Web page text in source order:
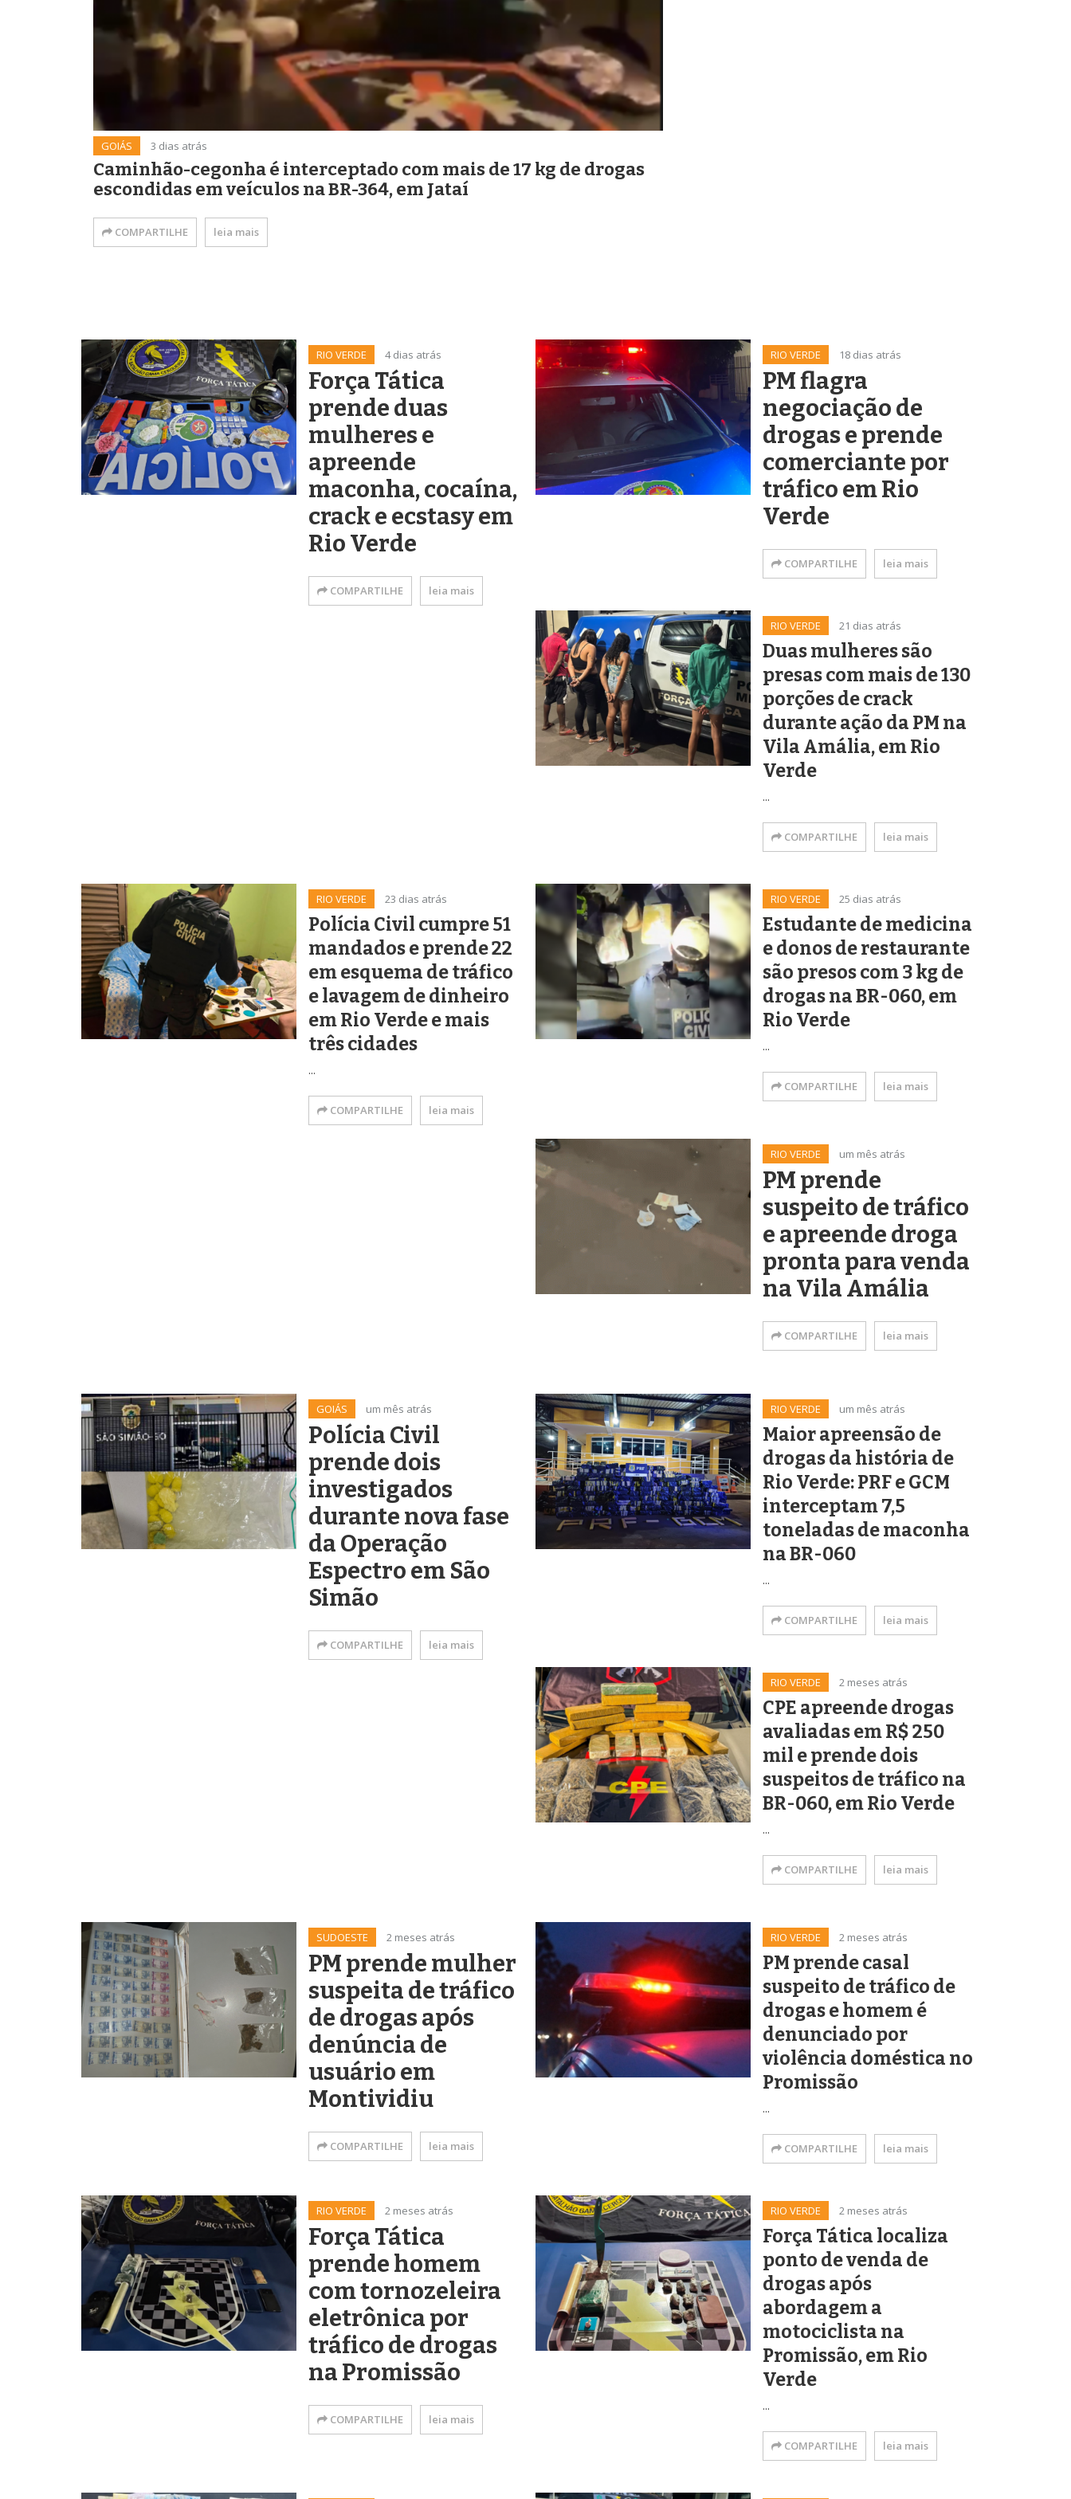
GOIÁS 3 dias atrás
Caminhão-cegonha é interceptado com mais de 17 kg de drogas
escondidas em veículos na BR-364, em Jataí
COMPARTILHE leia mais
RIO VERDE 4 dias atrás
Força Tática
prende duas
mulheres e
apreende
maconha, cocaína,
crack e ecstasy em
Rio Verde
COMPARTILHE leia mais
RIO VERDE 18 dias atrás
PM flagra
negociação de
drogas e prende
comerciante por
tráfico em Rio
Verde
COMPARTILHE leia mais
RIO VERDE 21 dias atrás
Duas mulheres são
presas com mais de 130
porções de crack
durante ação da PM na
Vila Amália, em Rio
Verde
...
COMPARTILHE leia mais
RIO VERDE 23 dias atrás
Polícia Civil cumpre 51
mandados e prende 22
em esquema de tráfico
e lavagem de dinheiro
em Rio Verde e mais
três cidades
...
COMPARTILHE leia mais
RIO VERDE 25 dias atrás
Estudante de medicina
e donos de restaurante
são presos com 3 kg de
drogas na BR-060, em
Rio Verde
...
COMPARTILHE leia mais
RIO VERDE um mês atrás
PM prende
suspeito de tráfico
e apreende droga
pronta para venda
na Vila Amália
COMPARTILHE leia mais
GOIÁS um mês atrás
Polícia Civil
prende dois
investigados
durante nova fase
da Operação
Espectro em São
Simão
COMPARTILHE leia mais
RIO VERDE um mês atrás
Maior apreensão de
drogas da história de
Rio Verde: PRF e GCM
interceptam 7,5
toneladas de maconha
na BR-060
...
COMPARTILHE leia mais
RIO VERDE 2 meses atrás
CPE apreende drogas
avaliadas em R$ 250
mil e prende dois
suspeitos de tráfico na
BR-060, em Rio Verde
...
COMPARTILHE leia mais
SUDOESTE 2 meses atrás
PM prende mulher
suspeita de tráfico
de drogas após
denúncia de
usuário em
Montividiu
COMPARTILHE leia mais
RIO VERDE 2 meses atrás
PM prende casal
suspeito de tráfico de
drogas e homem é
denunciado por
violência doméstica no
Promissão
...
COMPARTILHE leia mais
RIO VERDE 2 meses atrás
Força Tática
prende homem
com tornozeleira
eletrônica por
tráfico de drogas
na Promissão
COMPARTILHE leia mais
RIO VERDE 2 meses atrás
Força Tática localiza
ponto de venda de
drogas após
abordagem a
motociclista na
Promissão, em Rio
Verde
...
COMPARTILHE leia mais